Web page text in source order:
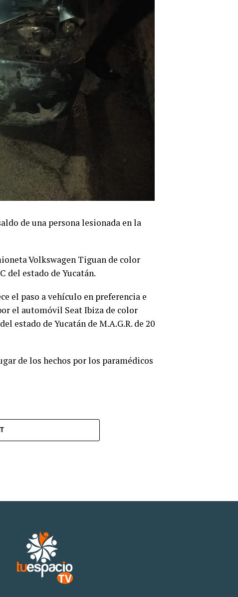
de una persona lesionada en la
Volkswagen Tiguan de color
del estado de Yucatán.
el paso a vehículo en preferencia e
el automóvil Seat Ibiza de color
estado de Yucatán de M.A.G.R. de 20
de los hechos por los paramédicos